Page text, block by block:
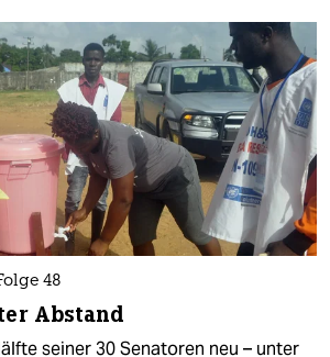
48
Abstand
seiner 30 Senatoren neu – unter